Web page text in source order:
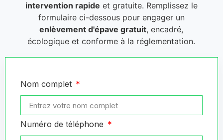
intervention rapide et gratuite. Remplissez le
formulaire ci-dessous pour engager un
enlèvement d'épave gratuit, encadré,
écologique et conforme à la réglementation.
Nom complet
Numéro de téléphone